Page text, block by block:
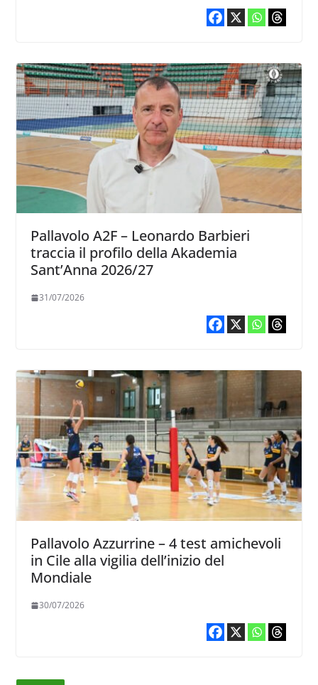
Pallavolo A2F – Leonardo Barbieri
traccia il profilo della Akademia
Sant’Anna 2026/27
31/07/2026
Pallavolo Azzurrine – 4 test amichevoli
in Cile alla vigilia dell’inizio del
Mondiale
30/07/2026